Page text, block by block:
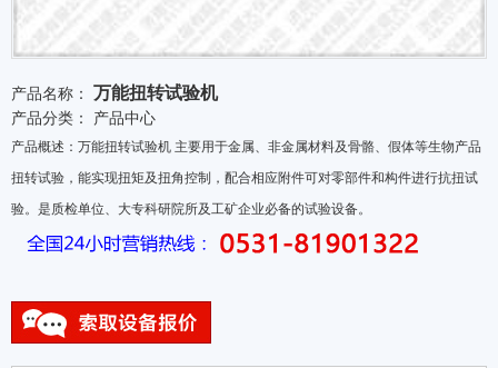
产品名称： 万能扭转试验机
产品分类： 产品中心
产品概述：万能扭转试验机 主要用于金属、非金属材料及骨骼、假体等生物产品
扭转试验，能实现扭矩及扭角控制，配合相应附件可对零部件和构件进行抗扭试
验。是质检单位、大专科研院所及工矿企业必备的试验设备。